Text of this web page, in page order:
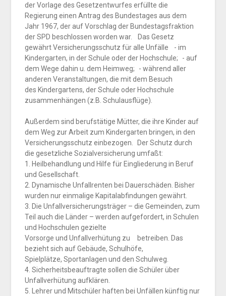
der Vorlage des Gesetzentwurfes erfüllte die
Regierung einen Antrag des Bundestages aus dem
Jahr 1967, der auf Vorschlag der Bundestagsfraktion
der SPD beschlossen worden war. Das Gesetz
gewährt Versicherungsschutz für alle Unfälle - im
Kindergarten, in der Schule oderder Hochschule; - auf
dem Wege dahin u. dem Heimweg; - während aller
anderen Veranstal tungen, die mit dem Besuch
des Kindergartens, der Schule oder Hochschule
zusammenhängen (z.B. Schulausflüge).
Außerdem sind berufstätige Mütter, die ihre Kinder auf
dem Weg zur Arbeit zum Kindergarten bringen, in den
Versicherungsschutz einbezogen. Der Schutz durch
die gesetzliche Sozialversicherung umfaßt:
1. Heilbehandlung und Hilfe für Eingliederung in Beruf
und Gesellschaft.
2. Dynamische Unfallrenten bei Dauerschäden. Bisher
wurden nur einmalige Kapitalabfindungen gewährt.
3. Die Unfallversicherungsträger – die Gemeinden, zum
Teil auch die Länder – werden aufgefordert, in Schulen
und Hochschulen gezielte
Vorsorge und Unfallverhütung zu betreiben. Das
bezieht sich auf Gebäude, Schulhöfe,
Spielplätze, Sportanlagen und den Schulweg.
4. Sicherheitsbeauftragte sollen die Schüler über
Unfallverhütung aufklären.
5. Lehrer und Mitschüler haften bei Unfällen künftig nur